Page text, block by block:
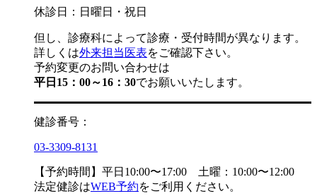
休診日：日曜日・祝日
但し、診療科によって診療・受付時間が異なります。
詳しくは外来担当医表をご確認下さい。
予約変更のお問い合わせは
平日15：00～16：30でお願いいたします。
健診番号：
03-3309-8131
【予約時間】平日10:00〜17:00 土曜：10:00〜12:00
法定健診はWEB予約をご利用ください。